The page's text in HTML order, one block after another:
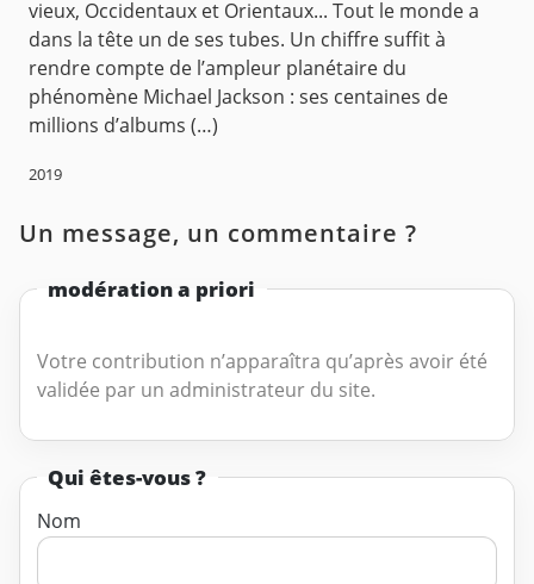
vieux, Occidentaux et Orientaux... Tout le monde a
dans la tête un de ses tubes. Un chiffre suffit à
rendre compte de l’ampleur planétaire du
phénomène Michael Jackson : ses centaines de
millions d’albums (…)
2019
Un message, un commentaire ?
modération a priori
Votre contribution n’apparaîtra qu’après avoir été
validée par un administrateur du site.
Qui êtes-vous ?
Nom